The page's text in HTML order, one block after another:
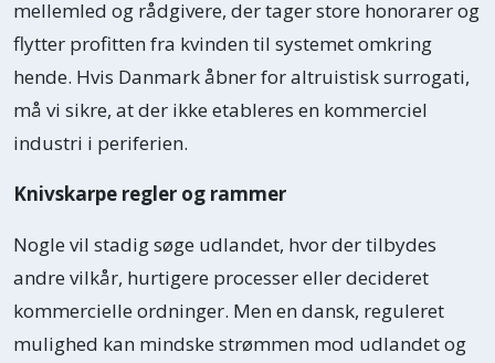
mellemled og rådgivere, der tager store honorarer og
flytter profitten fra kvinden til systemet omkring
hende. Hvis Danmark åbner for altruistisk surrogati,
må vi sikre, at der ikke etableres en kommerciel
industri i periferien.
Knivskarpe regler og rammer
Nogle vil stadig søge udlandet, hvor der tilbydes
andre vilkår, hurtigere processer eller decideret
kommercielle ordninger. Men en dansk, reguleret
mulighed kan mindske strømmen mod udlandet og